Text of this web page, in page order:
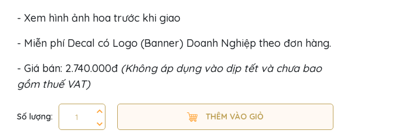
- Xem hình ảnh hoa trước khi giao
- Miễn phí Decal có Logo (Banner) Doanh Nghiệp theo đơn hàng.
- Giá bán: 2.740.000đ (Không áp dụng vào dịp tết và chưa bao
gồm thuế VAT)
Số lượng: THÊM VÀO GIỎ